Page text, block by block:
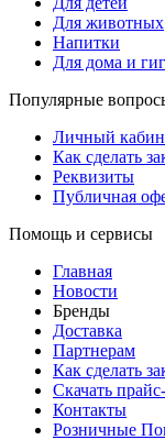
Для животных
Напитки
Для дома и
Популярные
Личный
Как сделать
Реквизиты
Публичная
Помощь и сервисы
Главная
Новости
Бренды
Доставка
Партнерам
Как сделать
Скачать
Контакты
Розничные